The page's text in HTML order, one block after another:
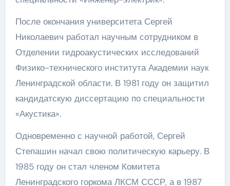
После окончания университета Сергей
Николаевич работал научным сотрудником в
Отделении гидроакустических исследований
Физико-технического института Академии наук
Ленинградской области. В 1981 году он защитил
кандидатскую диссертацию по специальности
«Акустика».
Одновременно с научной работой, Сергей
Степашин начал свою политическую карьеру. В
1985 году он стал членом Комитета
Ленинградского горкома ЛКСМ СССР, а в 1987